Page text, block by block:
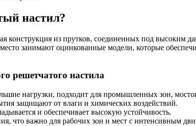
настил?
из прутков, соединенных под высоким
занимают оцинкованные модели, которые
решетчатого настила
нагрузки, подходит для промышленных зон,
защищают от влаги и химических воздействий.
и обеспечивает высокую устойчивость.
что важно для рабочих зон и мест с интенсивным